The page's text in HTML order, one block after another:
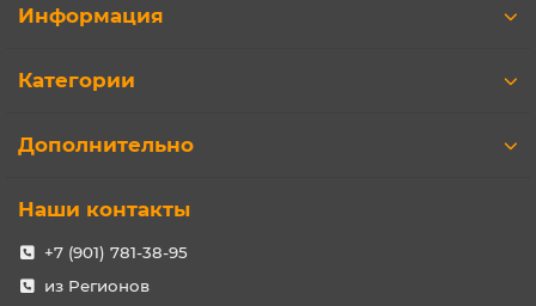
Информация
Категории
Дополнительно
Наши контакты
+7 (901) 781-38-95
из Регионов